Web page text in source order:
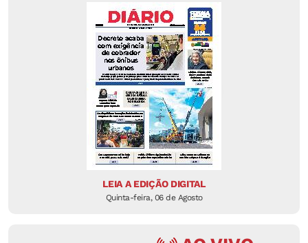
LEIA A EDIÇÃO DIGITAL
Quinta-feira, 06 de Agosto